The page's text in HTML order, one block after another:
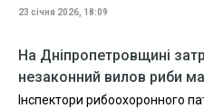
23 січня 2026, 18:09
На Дніпропетровщині
незаконний вилов риби
Інспектори рибоохоронного